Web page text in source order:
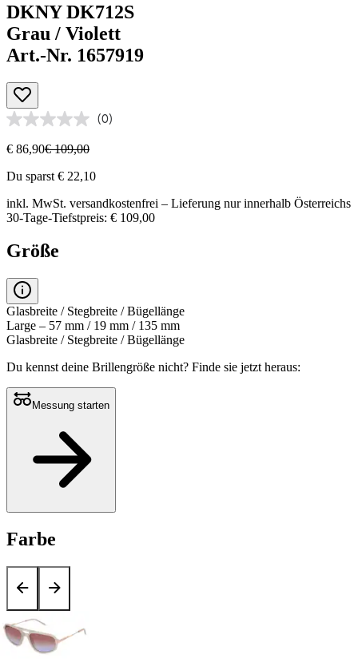
DKNY DK712S
Grau / Violett
Art.-Nr. 1657919
(0)
€ 86,90€ 109,00
Du sparst € 22,10
inkl. MwSt. versandkostenfrei – Lieferung nur innerhalb Österreichs
30-Tage-Tiefstpreis: € 109,00
Größe
Glasbreite / Stegbreite / Bügellänge
Large – 57 mm / 19 mm / 135 mm
Glasbreite / Stegbreite / Bügellänge
Du kennst deine Brillengröße nicht? Finde sie jetzt heraus:
Messung starten
Farbe